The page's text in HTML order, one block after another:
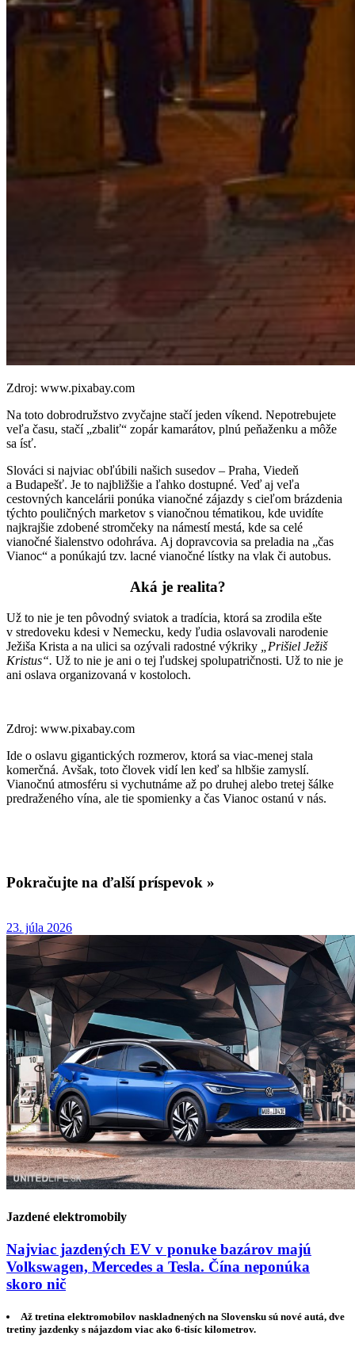
Zdroj: www.pixabay.com
Na toto dobrodružstvo zvyčajne stačí jeden víkend. Nepotrebujete
veľa času, stačí „zbaliť“ zopár kamarátov, plnú peňaženku a môže
sa ísť.
Slováci si najviac obľúbili našich susedov – Praha, Viedeň
a Budapešť. Je to najbližšie a ľahko dostupné. Veď aj veľa
cestovných kancelárii ponúka vianočné zájazdy s cieľom brázdenia
týchto pouličných marketov s vianočnou tématikou, kde uvidíte
najkrajšie zdobené stromčeky na námestí mestá, kde sa celé
vianočné šialenstvo odohráva. Aj dopravcovia sa preladia na „čas
Vianoc“ a ponúkajú tzv. lacné vianočné lístky na vlak či autobus.
Aká je realita?
Už to nie je ten pôvodný sviatok a tradícia, ktorá sa zrodila ešte
v stredoveku kdesi v Nemecku, kedy ľudia oslavovali narodenie
Ježiša Krista a na ulici sa ozývali radostné výkriky
„Prišiel Ježiš
Kristus“. Už to nie je ani o tej ľudskej spolupatričnosti. Už to nie je
ani oslava organizovaná v kostoloch.
Zdroj: www.pixabay.com
Ide o oslavu gigantických rozmerov, ktorá sa viac-menej stala
komerčná. Avšak, toto človek vidí len keď sa hlbšie zamyslí.
Vianočnú atmosféru si vychutnáme až po druhej alebo tretej šálke
predraženého vína, ale tie spomienky a čas Vianoc ostanú v nás.
Pokračujte na ďalší príspevok »
23. júla 2026
Jazdené elektromobily
Najviac jazdených EV v ponuke bazárov majú
Volkswagen, Mercedes a Tesla. Čína neponúka
skoro nič
Až tretina elektromobilov naskladnených na Slovensku sú nové autá, dve
tretiny jazdenky s nájazdom viac ako 6-tisíc kilometrov.